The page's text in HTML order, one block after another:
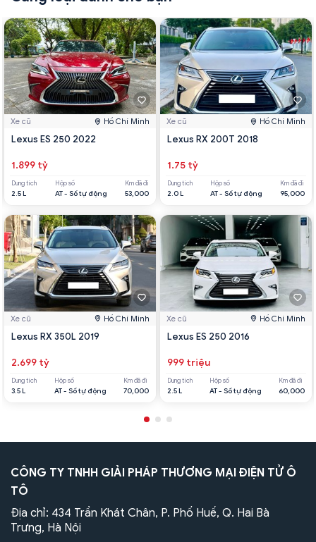
Xe cũ Hồ Chí Minh
Lexus ES 250 2022
1.899 tỷ
Dung tích
2.5 L
Hộp số
AT - Số tự động
Km đã đi
53,000
Xe cũ Hồ Chí Minh
Lexus RX 350L 2019
2.699 tỷ
Dung tích
3.5 L
Hộp số
AT - Số tự động
Km đã đi
70,000
Xe cũ Hồ Chí Minh
Lexus RX 200T 2018
1.75 tỷ
Dung tích
2.0 L
Hộp số
AT - Số tự động
Km đã đi
95,000
Xe cũ Hồ Chí Minh
Lexus ES 250 2016
999 triệu
Dung tích
2.5 L
Hộp số
AT - Số tự động
Km đã đi
60,000
CÔNG TY TNHH GIẢI PHÁP THƯƠNG MẠI ĐIỆN TỬ Ô
TÔ
Địa chỉ: 434 Trần Khát Chân, P. Phố Huế, Q. Hai Bà
Trưng, Hà Nội